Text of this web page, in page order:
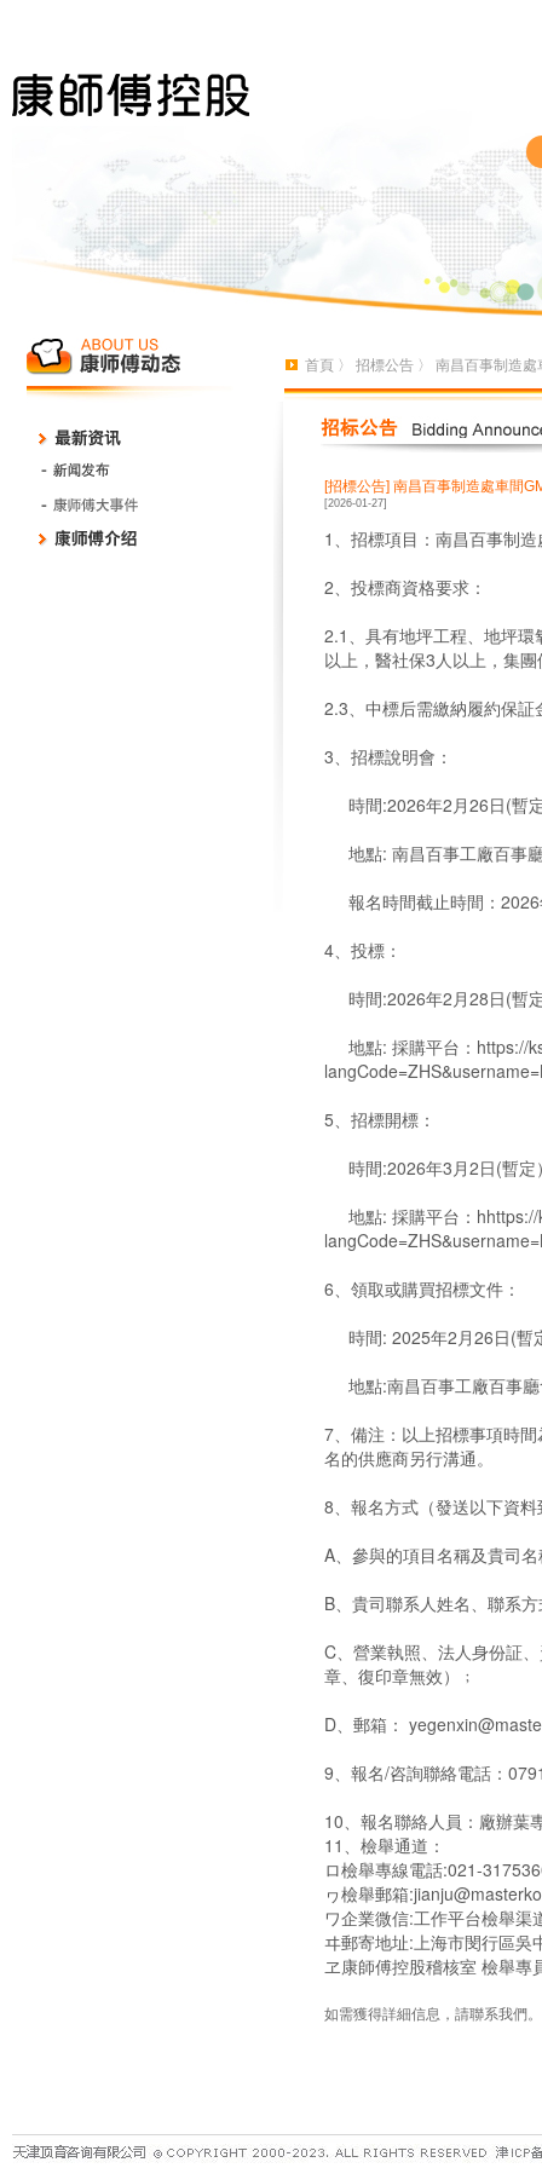
首頁 〉 招標公告 〉 南昌百事制造
[招標公告] 南昌百事制造處車間
[2026-01-27]
1、招標項目：南昌百事制
2、投標商資格要求：
2.1、具有地坪工程、地坪
以上，醫社保3人以上，集
2.3、中標后需繳納履約保
3、招標說明會：
時間:2026年2月26日(暫
地點: 南昌百事工廠百事
報名時間截止時間：
4、投標：
時間:2026年2月28日(暫
地點: 採購平台：https://
5、招標開標：
時間:2026年3月2日(暫定
地點: 採購平台：hhttps://
6、領取或購買招標文件：
時間: 2025年2月26日(暫
地點:南昌百事工廠百事廳
7、備注：以上招標事項時
名的供應商另行溝通。
8、報名方式（發送以下資
A、參與的項目名稱及貴司
B、貴司聯系人姓名、聯系
C、營業執照、法人身份証
章、復印章無效）﹔
D、郵箱：
9、報名/咨詢聯絡電話：
10、報名聯絡人員：廠辦
11、檢舉通道：
ロ檢舉專線電話:021-
ヮ檢舉郵箱
ワ企業微信:工作平台檢舉渠
ヰ郵寄地址:上海市閔行區吳
ヱ康師傅控股稽核室 檢舉專
如需獲得詳細信息，請聯系我們。